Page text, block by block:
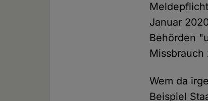
Januar
Behörden
Missbrauch
Wem da
Beispiel